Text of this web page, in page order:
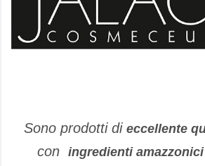
Sono prodotti di eccellente
con ingredienti amazzonici